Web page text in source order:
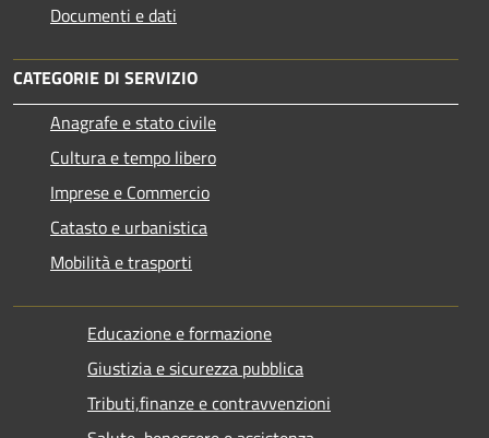
Documenti e dati
CATEGORIE DI SERVIZIO
Anagrafe e stato civile
Cultura e tempo libero
Imprese e Commercio
Catasto e urbanistica
Mobilità e trasporti
Educazione e formazione
Giustizia e sicurezza pubblica
Tributi,finanze e contravvenzioni